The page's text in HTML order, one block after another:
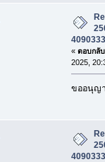
« ตอบกลั
2025,
ขออนุญ